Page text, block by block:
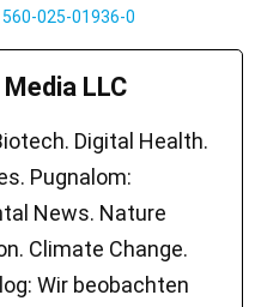
025-01936-0
LLC
Digital Health.
Pugnalom:
News. Nature
Climate Change.
Wir beobachten